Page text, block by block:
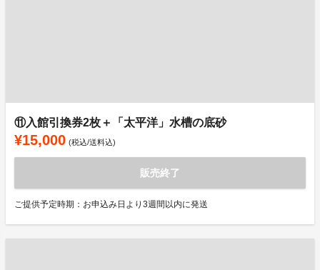
⑪入館引換券2枚＋「太平洋」水槽の底砂
¥15,000 (税込/送料込)
販売終了
ご提供予定時期：お申込み日より3週間以内に発送